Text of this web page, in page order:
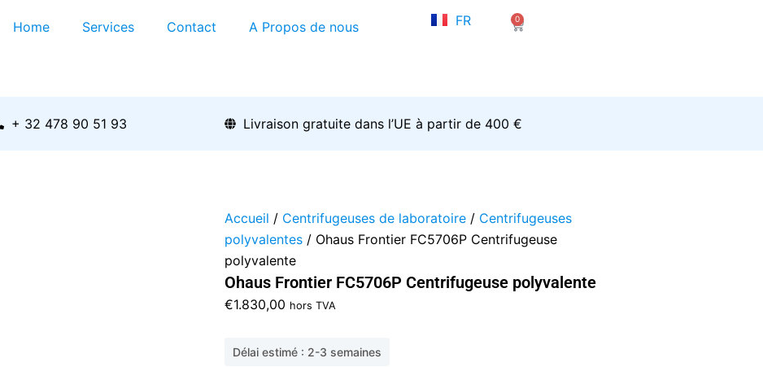
Home Services Contact A Propos de nous FR
EN
0
Panier
+ 32 478 90 51 93 Livraison gratuite dans l’UE à partir de 400 €
Accueil / Centrifugeuses de laboratoire / Centrifugeuses
polyvalentes / Ohaus Frontier FC5706P Centrifugeuse
polyvalente
Ohaus Frontier FC5706P Centrifugeuse polyvalente
€1.830,00 hors TVA
Délai estimé : 2-3 semaines